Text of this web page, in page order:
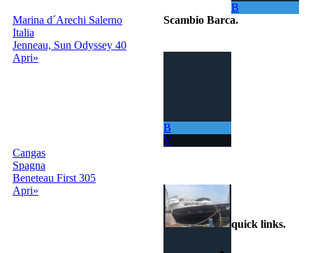
B
Marina d´Arechi Salerno
Italia
Jenneau, Sun Odyssey 40
Apri»
B
V
Cangas
Spagna
Beneteau First 305
Apri»
Scambio Barca.
quick links.